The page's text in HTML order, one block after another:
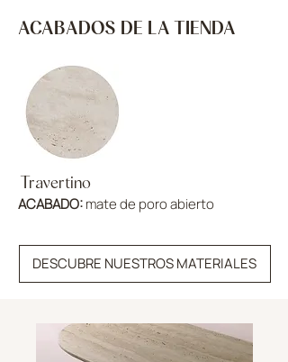
ACABADOS DE LA TIENDA
Travertino
ACABADO:mate de poro abierto
DESCUBRE NUESTROS MATERIALES